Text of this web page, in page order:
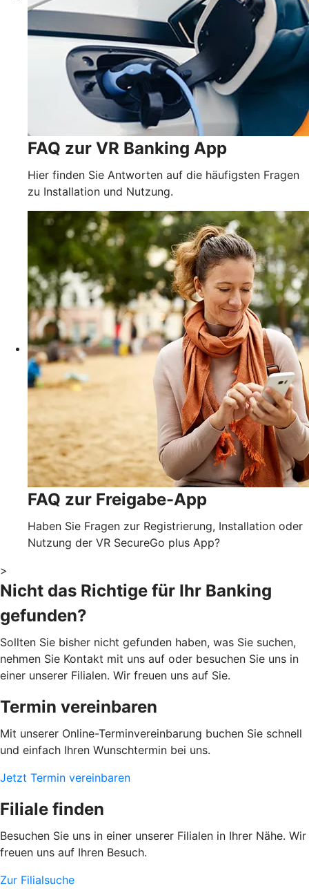
FAQ zur VR Banking App
Hier finden Sie Antworten auf die häufigsten Fragen
zu Installation und Nutzung.
FAQ zur Freigabe-App
Haben Sie Fragen zur Registrierung, Installation oder
Nutzung der VR SecureGo plus App?
>
Nicht das Richtige für Ihr Banking
gefunden?
Sollten Sie bisher nicht gefunden haben, was Sie suchen,
nehmen Sie Kontakt mit uns auf oder besuchen Sie uns in
einer unserer Filialen. Wir freuen uns auf Sie.
Termin vereinbaren
Mit unserer Online-Terminvereinbarung buchen Sie schnell
und einfach Ihren Wunschtermin bei uns.
Jetzt Termin vereinbaren
Filiale finden
Besuchen Sie uns in einer unserer Filialen in Ihrer Nähe. Wir
freuen uns auf Ihren Besuch.
Zur Filialsuche